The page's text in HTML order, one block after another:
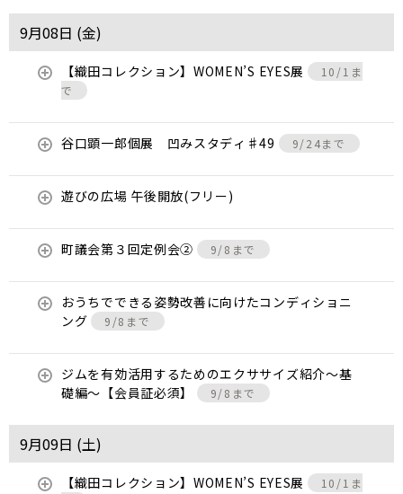
9月08日 (金)
【織田コレクション】WOMEN’S EYES展
10/1ま
で
谷口顕一郎個展 凹みスタディ♯49 9/24まで
遊びの広場 午後開放(フリー)
町議会第３回定例会② 9/8まで
おうちでできる姿勢改善に向けたコンディショニ
ング
9/8まで
ジムを有効活用するためのエクササイズ紹介〜基
礎編〜【会員証必須】
9/8まで
9月09日 (土)
【織田コレクション】WOMEN’S EYES展
10/1ま